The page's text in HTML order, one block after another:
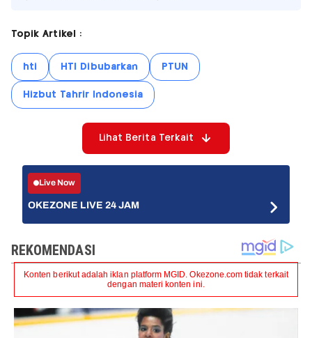
Topik Artikel :
hti HTI Dibubarkan PTUN
Hizbut Tahrir Indonesia
Lihat Berita Terkait
Live Now
OKEZONE LIVE 24 JAM